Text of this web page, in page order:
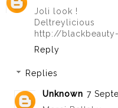
Joli look !
Deltreylicious
http://
Reply
Replies
Unknown 7